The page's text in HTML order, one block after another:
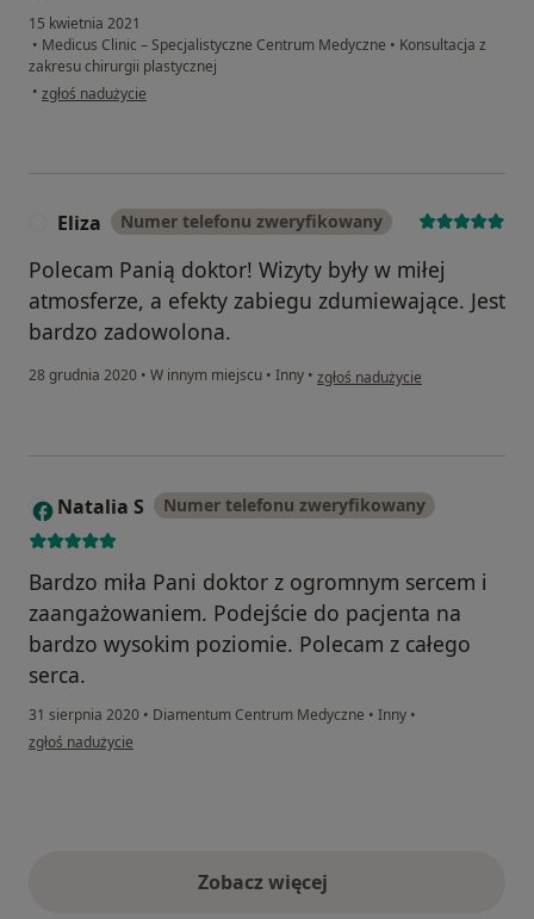
15 kwietnia 2021
• Medicus Clinic – Specjalistyczne Centrum Medyczne • Konsultacja z
zakresu chirurgii plastycznej
• w opinii użytkownika Anna Kmiecik
zgłoś nadużycie
Eliza Numer telefonu zweryfikowany
Polecam Panią doktor! Wizyty były w miłej
atmosferze, a efekty zabiegu zdumiewające. Jest
bardzo zadowolona.
28 grudnia 2020 • W innym miejscu • Inny • w opinii użytkownika Eliza
zgłoś nadużycie
N Natalia S Numer telefonu zweryfikowany
Bardzo miła Pani doktor z ogromnym sercem i
zaangażowaniem. Podejście do pacjenta na
bardzo wysokim poziomie. Polecam z całego
serca.
31 sierpnia 2020 • Diamentum Centrum Medyczne • Inny •
w opinii użytkownika Natalia S
zgłoś nadużycie
Zobacz więcejopinie powyżej